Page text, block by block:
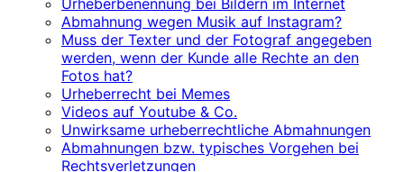
Urheberbenennung bei Bildern im Internet
Abmahnung wegen Musik auf Instagram?
Muss der Texter und der Fotograf angegeben
werden, wenn der Kunde alle Rechte an den
Fotos hat?
Urheberrecht bei Memes
Videos auf Youtube & Co.
Unwirksame urheberrechtliche Abmahnungen
Abmahnungen bzw. typisches Vorgehen bei
Rechtsverletzungen